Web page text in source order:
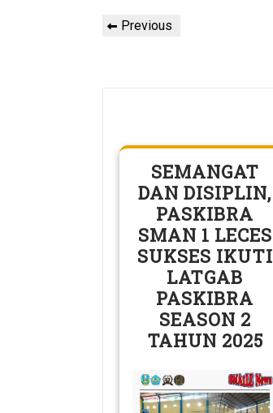
Post
Previous
Previous
SEMANGAT
DAN DISIPLIN,
PASKIBRA
SMAN 1 LECES
SUKSES IKUTI
LATGAB
PASKIBRA
SEASON 2
TAHUN 2025